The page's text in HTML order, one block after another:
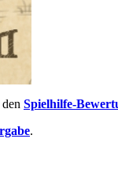
Spielhilfe-
.